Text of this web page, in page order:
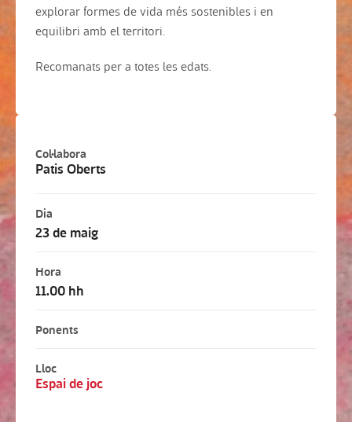
explorar formes de vida més sostenibles i en
equilibri amb el territori.
Recomanats per a totes les edats.
Col·labora
Patis Oberts
Dia
23 de maig
Hora
11.00 hh
Ponents
Lloc
Espai de joc